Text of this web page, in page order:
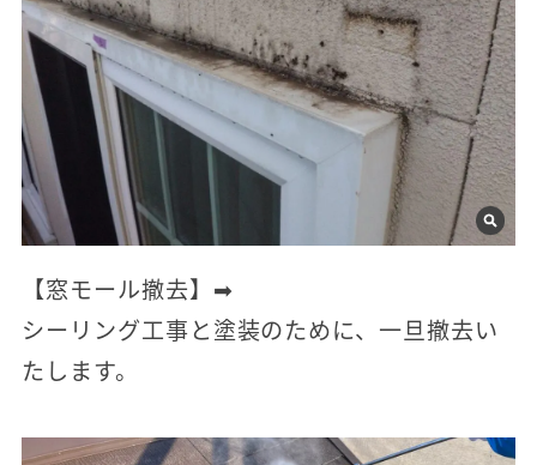
【窓モール撤去】➡
シーリング工事と塗装のために、一旦撤去い
たします。